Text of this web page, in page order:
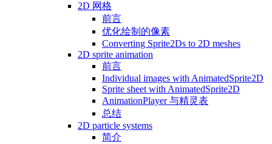
2D 网格
前言
优化绘制的像素
Converting Sprite2Ds to 2D meshes
2D sprite animation
前言
Individual images with AnimatedSprite2D
Sprite sheet with AnimatedSprite2D
AnimationPlayer 与精灵表
总结
2D particle systems
简介